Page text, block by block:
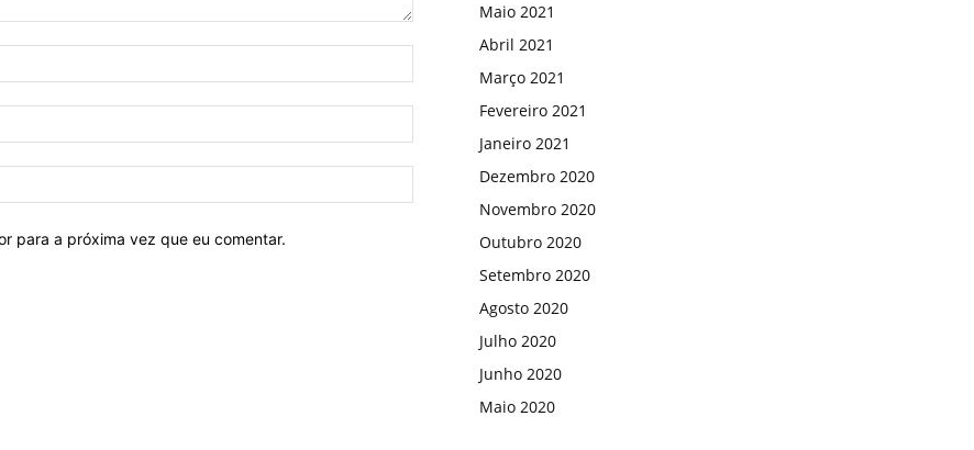
para a próxima vez que eu comentar.
Maio 2021
Abril 2021
Março 2021
Fevereiro 2021
Janeiro 2021
Dezembro 2020
Novembro 2020
Outubro 2020
Setembro 2020
Agosto 2020
Julho 2020
Junho 2020
Maio 2020